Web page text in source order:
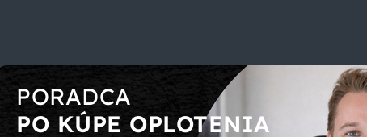
PORADCA
PO KÚPE OPLOTENIA